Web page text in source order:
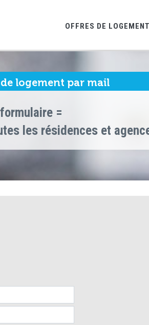
OFFRES DE
logement par mail
=
les résidences et